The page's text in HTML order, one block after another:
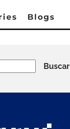
Blogs
Buscar